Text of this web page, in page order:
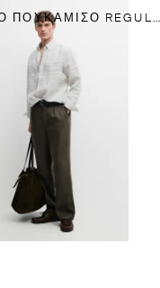
ΚΑΡΌ ΠΟΥΚΆΜΙΣΟ REGULAR FIT ΑΠΌ 100% ΛΙΝΌ